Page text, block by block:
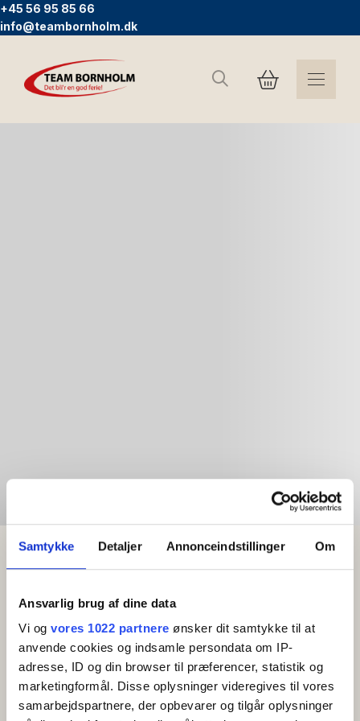
Samtykke Detaljer Annonceindstillinger Om
Ansvarlig brug af dine data
Vi og vores 1022 partnere ønsker dit samtykke til at
anvende cookies og indsamle persondata om IP-
adresse, ID og din browser til præferencer, statistik og
marketingformål. Disse oplysninger videregives til vores
samarbejdspartnere, der opbevarer og tilgår oplysninger
+45 56 95 85 66
info@teambornholm.dk
Søg